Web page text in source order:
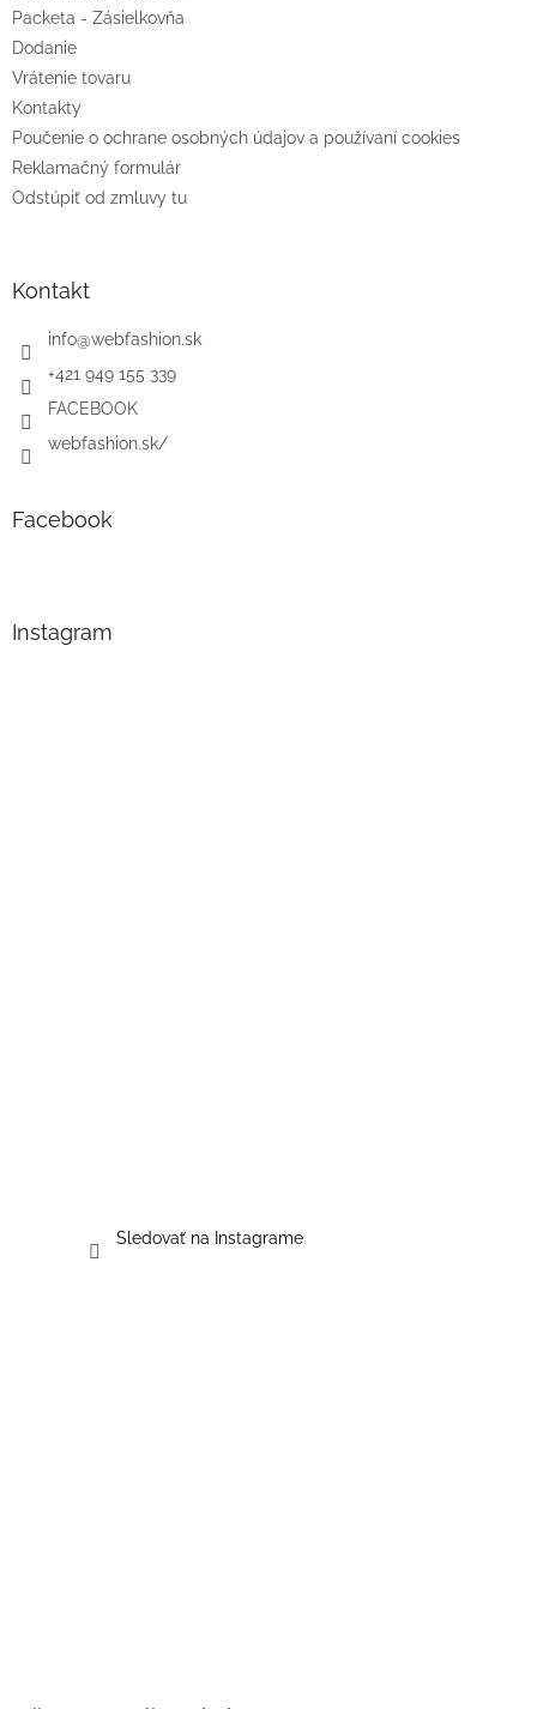
Packeta - Zásielkovňa
Dodanie
Vrátenie tovaru
Kontakty
Poučenie o ochrane osobných údajov a používaní cookies
Reklamačný formulár
Odstúpiť od zmluvy tu
Kontakt
info@webfashion.sk
+421 949 155 339
FACEBOOK
webfashion.sk/
Facebook
Instagram
Sledovať na Instagrame